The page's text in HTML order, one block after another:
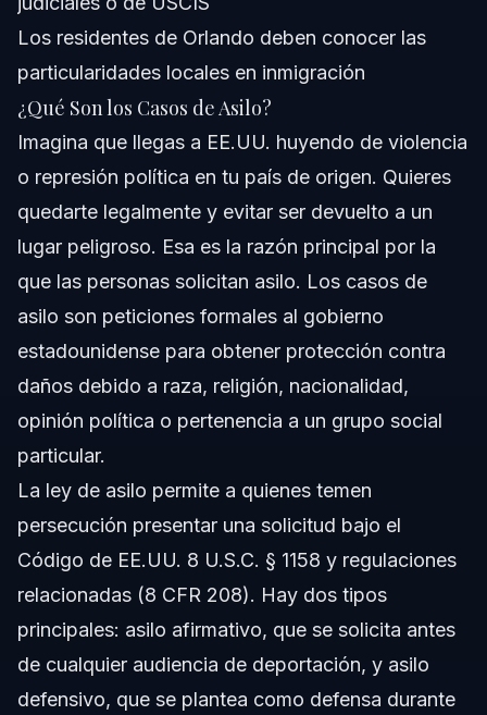
Los residentes de Orlando deben conocer las
particularidades locales en inmigración
¿Qué Son los Casos de Asilo?
Imagina que llegas a EE.UU. huyendo de violencia
o represión política en tu país de origen. Quieres
quedarte legalmente y evitar ser devuelto a un
lugar peligroso. Esa es la razón principal por la
que las personas solicitan asilo. Los casos de
asilo son peticiones formales al gobierno
estadounidense para obtener protección contra
daños debido a raza, religión, nacionalidad,
opinión política o pertenencia a un grupo social
particular.
La ley de asilo permite a quienes temen
persecución presentar una solicitud bajo el
Código de EE.UU. 8 U.S.C. § 1158 y regulaciones
relacionadas (8 CFR 208). Hay dos tipos
principales: asilo afirmativo, que se solicita antes
de cualquier audiencia de deportación, y asilo
defensivo, que se plantea como defensa durante